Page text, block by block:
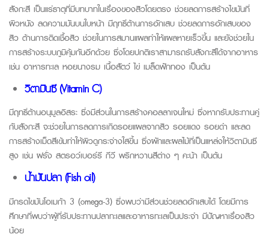
สังกะสี เป็นแร่ธาตุที่มีบทบาทในเรื่องของสิวโดยตรง ช่วยลดการสร้างไขมันที่
ผิวหนัง ลดความมันบนใบหน้า มีฤทธิ์ต้านการอักเสบ ช่วยลดการอักเสบของ
สิว ต้านการติดเชื้อสิว ช่วยในการสมานแผลทำให้แผลหายเร็วขึ้น และยังช่วยใน
การสร้างระบบภูมิคุ้มกันอีกด้วย ซึ่งโดยปกติเราสามารถรับสังกะสีได้จากอาหาร
เช่น อาหารทะเล หอยนางรม เนื้อสัตว์ ไข่ เมล็ดฟักทอง เป็นต้น
วิตามินซี (Vitamin C)
มีฤทธิ์ต้านอนุมูลอิสระ ซึ่งมีส่วนในการสร้างคอลลาเจนใหม่ ซึ่งหากรับประทานคู่
กับสังกะสี จะช่วยในการลดการเกิดรอยแผลจากสิว รอยแดง รอยดำ และลด
การสร้างเม็ดสีเข้มทำให้ผิวดูกระจ่างใสขึ้น ซึ่งผักและผลไม้ที่เป็นแหล่งให้วิตามินซี
สูง เช่น ฝรั่ง สตรอว์เบอร์รี กีวี พริกหวานสีต่าง ๆ คะน้า เป็นต้น
น้ำมันปลา (Fish oil)
มีกรดไขมันโอเมก้า 3 (omega-3) ซึ่งพบว่ามีส่วนช่วยลดอักเสบได้ โดยมีการ
ศึกษาที่พบว่าผู้ที่รับประทานปลาทะเลและอาหารทะเลเป็นประจำ มีปัญหาเรื่องสิว
น้อย